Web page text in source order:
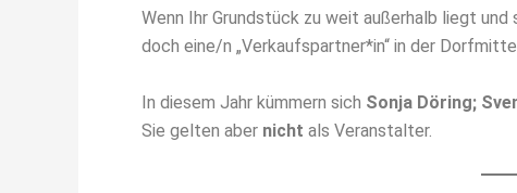
Wenn Ihr Grundstück zu weit außerhalb liegt
doch eine/n „Verkaufspartner*in“ in der
In diesem Jahr kümmern sich Sonja Döring;
Sie gelten aber nicht als Veranstalter.